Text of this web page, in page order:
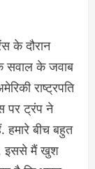
के दौरान
सवाल के जवाब
राष्ट्रपति
पर ट्रंप ने
हमारे बीच बहुत
इससे मैं खुश